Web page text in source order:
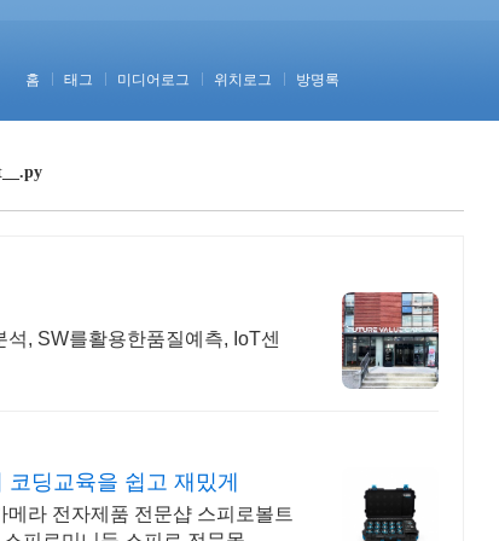
홈 태그 미디어로그 위치로그 방명록
, SW를활용한품질예측, IoT센
딩교육을 쉽고 재밌게
라 전자제품 전문샵 스피로볼트